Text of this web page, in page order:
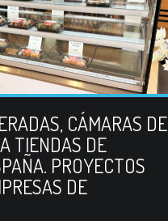
CÁMARAS DE
TIENDAS DE
PROYECTOS
DE